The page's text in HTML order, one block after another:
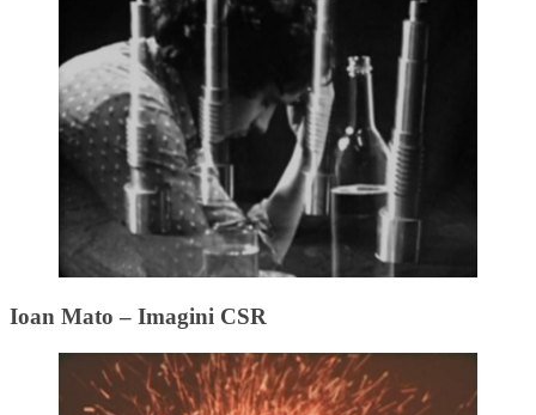
Ioan Mato – Imagini CSR